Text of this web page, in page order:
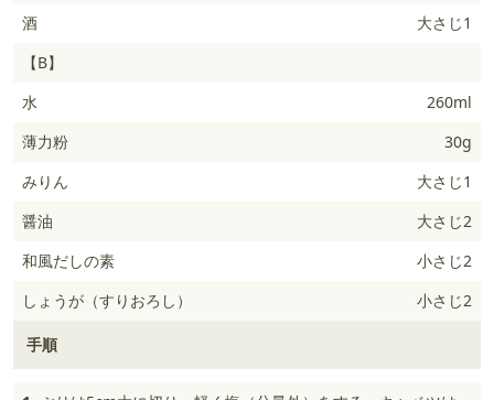
酒
大さじ1
【B】
水
260ml
薄力粉
30g
みりん
大さじ1
醤油
大さじ2
和風だしの素
小さじ2
しょうが（すりおろし）
小さじ2
手順